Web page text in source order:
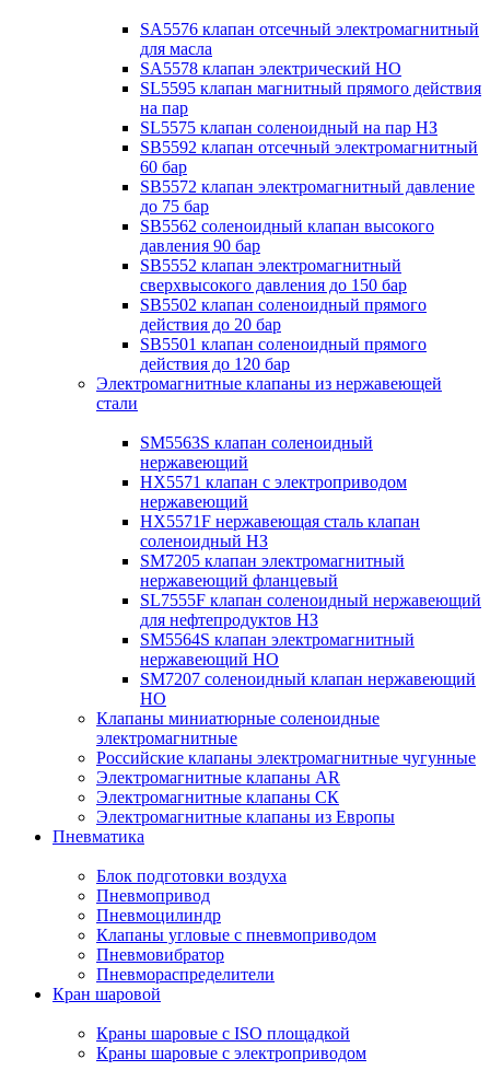
SA5576 клапан отсечный электромагнитный
для масла
SA5578 клапан электрический НО
SL5595 клапан магнитный прямого действия
на пар
SL5575 клапан соленоидный на пар НЗ
SB5592 клапан отсечный электромагнитный
60 бар
SB5572 клапан электромагнитный давление
до 75 бар
SB5562 соленоидный клапан высокого
давления 90 бар
SB5552 клапан электромагнитный
сверхвысокого давления до 150 бар
SB5502 клапан соленоидный прямого
действия до 20 бар
SB5501 клапан соленоидный прямого
действия до 120 бар
Электромагнитные клапаны из нержавеющей
стали
SM5563S клапан соленоидный
нержавеющий
HX5571 клапан с электроприводом
нержавеющий
HX5571F нержавеющая сталь клапан
соленоидный НЗ
SM7205 клапан электромагнитный
нержавеющий фланцевый
SL7555F клапан соленоидный нержавеющий
для нефтепродуктов НЗ
SM5564S клапан электромагнитный
нержавеющий НО
SM7207 соленоидный клапан нержавеющий
НО
Клапаны миниатюрные соленоидные
электромагнитные
Российские клапаны электромагнитные чугунные
Электромагнитные клапаны AR
Электромагнитные клапаны СК
Электромагнитные клапаны из Европы
Пневматика
Блок подготовки воздуха
Пневмопривод
Пневмоцилиндр
Клапаны угловые с пневмоприводом
Пневмовибратор
Пневмораспределители
Кран шаровой
Краны шаровые с ISO площадкой
Краны шаровые с электроприводом